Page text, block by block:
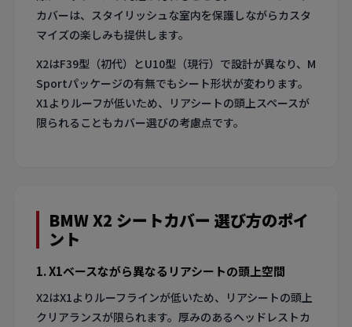
カバーは、スタイリッシュな室内を保護しながらカスタ
マイズの楽しみも提供します。
X2はF39型（初代）とU10型（現行）で設計が異なり、M
Sportパッケージの有無でもシート形状が変わります。
X1よりルーフが低いため、リアシートの頭上スペースが
限られることもカバー選びの考慮点です。
BMW X2 シートカバー 選び方のポイ
ント
1. X1ベースながら異なるリアシートの頭上空間
X2はX1よりルーフラインが低いため、リアシートの頭上
クリアランスが限られます。厚みのあるヘッドレストカ